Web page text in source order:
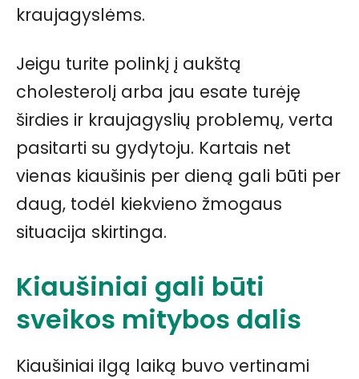
kraujagyslėms.
Jeigu turite polinkį į aukštą
cholesterolį arba jau esate turėję
širdies ir kraujagyslių problemų, verta
pasitarti su gydytoju. Kartais net
vienas kiaušinis per dieną gali būti per
daug, todėl kiekvieno žmogaus
situacija skirtinga.
Kiaušiniai gali būti
sveikos mitybos dalis
Kiaušiniai ilgą laiką buvo vertinami